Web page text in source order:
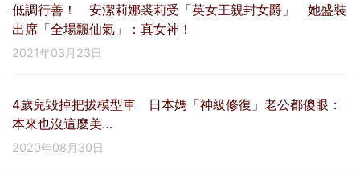
低調行善！ 安潔莉娜裘莉受「英女王親封女爵」 她盛裝
出席「全場飄仙氣」：真女神！
2021年03月23日
4歲兒毀掉把拔模型車 日本媽「神級修復」老公都傻眼：
本來也沒這麼美…
2020年08月30日